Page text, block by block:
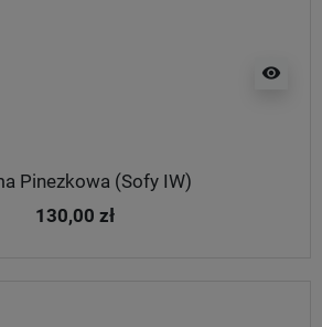
visibility
Pinezkowa (Sofy IW)
130,00 zł